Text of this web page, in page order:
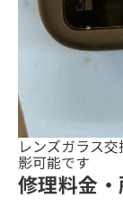
レンズガラス
影可能です
修理料金